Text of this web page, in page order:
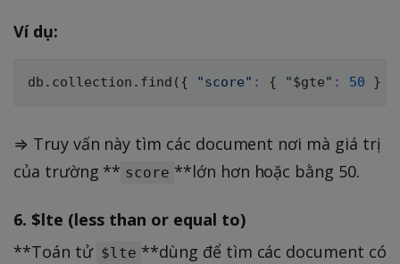
Ví dụ:
db.collection.find ( { "score" : { "$gte" : 50 }
⇒ Truy vấn này tìm các document nơi mà giá trị
của trường ** score **lớn hơn hoặc bằng 50.
6. $lte (less than or equal to)
**Toán tử $lte **dùng để tìm các document có